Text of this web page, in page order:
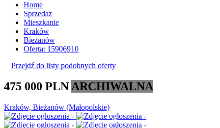
Home
Sprzedaz
Mieszkanie
Kraków
Bieżanów
Oferta: 15906910
Przejdź do listy podobnych oferty
475 000 PLN ARCHIWALNA
Kraków, Bieżanów (Małopolskie)